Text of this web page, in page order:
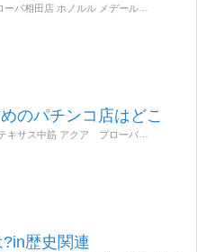
店 ホノルル メデール中筋店 テキサス
のパチンコ店はどこ
ス中筋 アクア プローバ マンモス
歴史関連